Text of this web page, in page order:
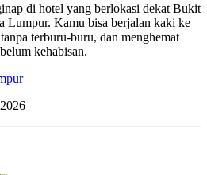
di hotel yang berlokasi dekat Bukit
Lumpur. Kamu bisa berjalan kaki ke
terburu-buru, dan menghemat
kehabisan.